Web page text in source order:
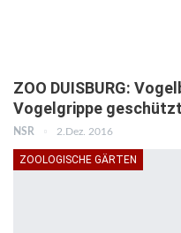
ZOO DUISBURG:
Vogelgrippe geschützt
NSR 2.Dez. 2016
ZOOLOGISCHE GÄRTEN